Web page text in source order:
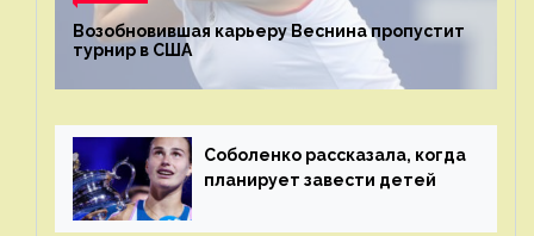
Возобновившая карьеру Веснина пропустит
турнир в США
Соболенко рассказала, когда
планирует завести детей